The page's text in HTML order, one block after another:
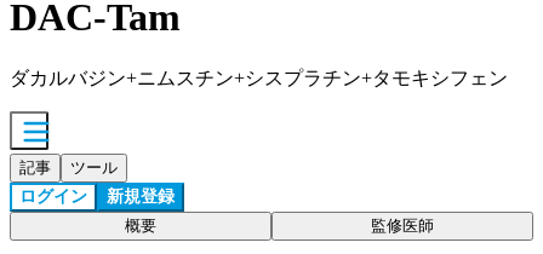
DAC-Tam
ダカルバジン+ニムスチン+シスプラチン+タモキシフェン
記事 ツール
ログイン 新規登録
概要 監修医師